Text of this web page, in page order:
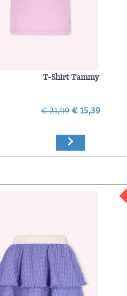
T-Shirt Tammy
€ 21,99 € 15,39